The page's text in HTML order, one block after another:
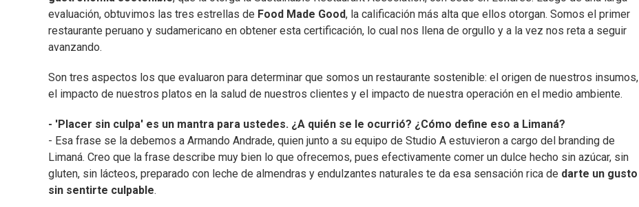
evaluación, obtuvimos las tres estrellas de Food Made Good, la calificación más alta que ellos otorgan. Somos el primer
restaurante peruano y sudamericano en obtener esta certificación, lo cual nos llena de orgullo y a la vez nos reta a seguir
avanzando.
Son tres aspectos los que evaluaron para determinar que somos un restaurante sostenible: el origen de nuestros insumos,
el impacto de nuestros platos en la salud de nuestros clientes y el impacto de nuestra operación en el medio ambiente.
- 'Placer sin culpa' es un mantra para ustedes. ¿A quién se le ocurrió? ¿Cómo define eso a Limaná?
- Esa frase se la debemos a Armando Andrade, quien junto a su equipo de Studio A estuvieron a cargo del branding de
Limaná. Creo que la frase describe muy bien lo que ofrecemos, pues efectivamente comer un dulce hecho sin azúcar, sin
gluten, sin lácteos, preparado con leche de almendras y endulzantes naturales te da esa sensación rica de darte un gusto
sin sentirte culpable.